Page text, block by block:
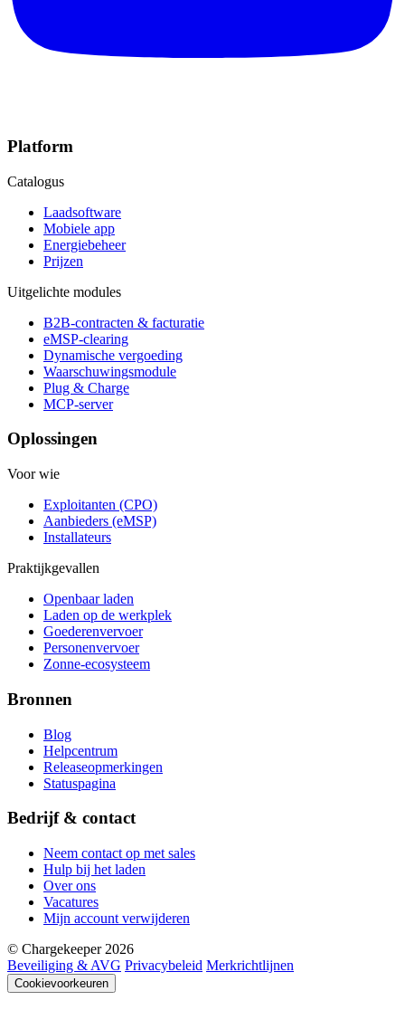
Platform
Catalogus
Laadsoftware
Mobiele app
Energiebeheer
Prijzen
Uitgelichte modules
B2B-contracten & facturatie
eMSP-clearing
Dynamische vergoeding
Waarschuwingsmodule
Plug & Charge
MCP-server
Oplossingen
Voor wie
Exploitanten (CPO)
Aanbieders (eMSP)
Installateurs
Praktijkgevallen
Openbaar laden
Laden op de werkplek
Goederenvervoer
Personenvervoer
Zonne-ecosysteem
Bronnen
Blog
Helpcentrum
Releaseopmerkingen
Statuspagina
Bedrijf & contact
Neem contact op met sales
Hulp bij het laden
Over ons
Vacatures
Mijn account verwijderen
© Chargekeeper 2026
Beveiliging & AVG Privacybeleid Merkrichtlijnen
Cookievoorkeuren